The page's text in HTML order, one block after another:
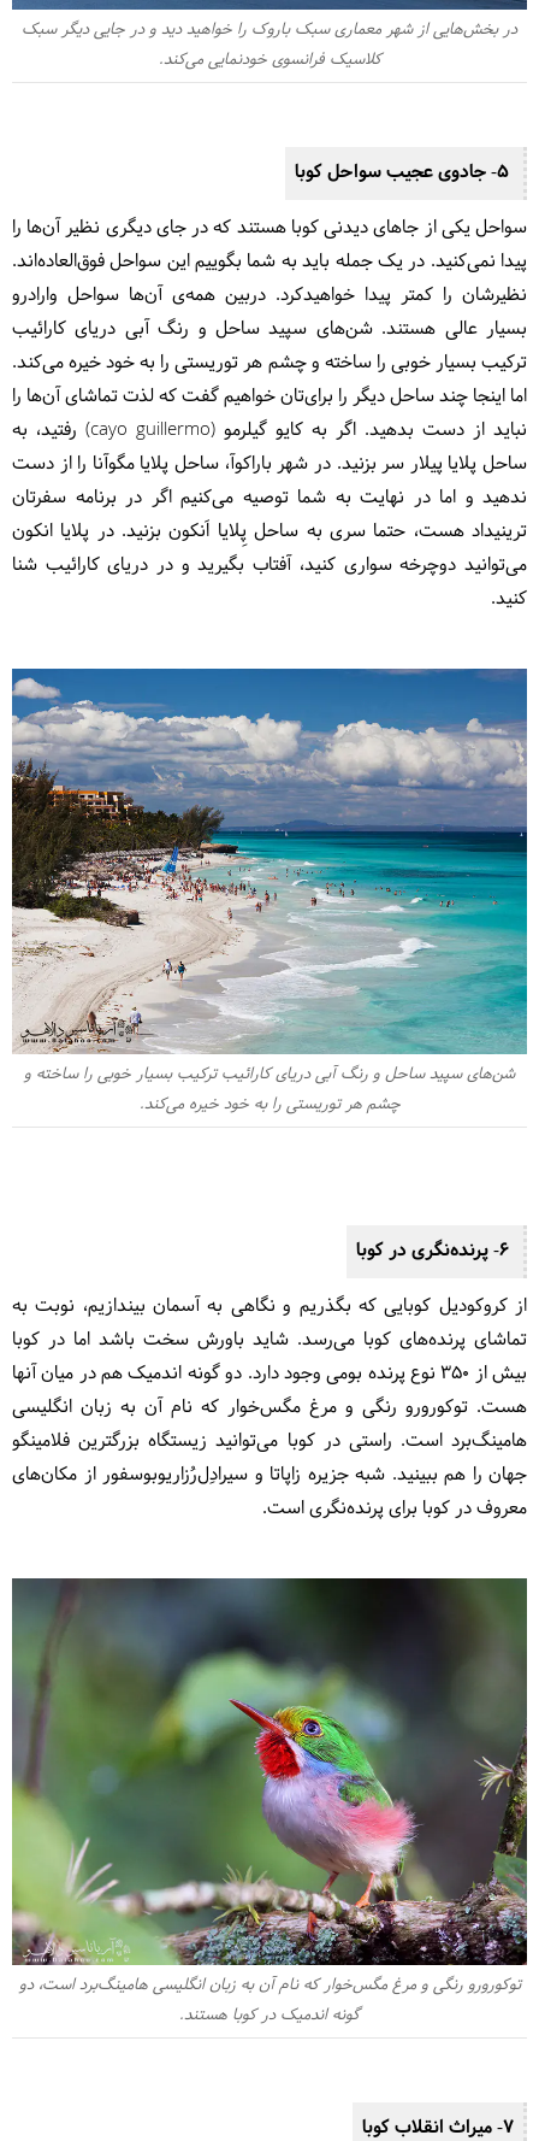
در بخش‌هایی از شهر معماری سبک باروک را خواهید دید و در جایی دیگر سبک
کلاسیک فرانسوی خودنمایی می‌کند.
سواحل یکی از جاهای دیدنی کوبا هستند که در جای دیگری نظیر آن‌ها را
پیدا نمی‌کنید. در یک جمله باید به شما بگوییم این سواحل فوق‌العاده‌اند.
نظیرشان را کمتر پیدا خواهیدکرد. دربین همه‌ی آن‌ها سواحل وارادرو
بسیار عالی هستند. شن‌های سپید ساحل و رنگ آبی دریای کارائیب
ترکیب بسیار خوبی را ساخته و چشم هر توریستی را به خود خیره می‌کند.
اما اینجا چند ساحل دیگر را برای‎‌تان خواهیم گفت که لذت تماشای آن‌ها را
نباید از دست بدهید. اگر به کایو گیلرمو (cayo guillermo) رفتید، به
ساحل پلایا پیلار سر بزنید. در شهر باراکوآ، ساحل پلایا مگوآنا را از دست
ندهید و اما در نهایت به شما توصیه می‌کنیم اگر در برنامه سفرتان
ترینیداد هست، حتما سری به ساحل پِلایا اَنکون بزنید. در پلایا انکون
می‌توانید دوچرخه سواری کنید، آفتاب بگیرید و در دریای کارائیب شنا
کنید.
شن‌های سپید ساحل و رنگ آبی دریای کارائیب ترکیب بسیار خوبی را ساخته و
چشم هر توریستی را به خود خیره می‌کند.
از کروکودیل کوبایی که بگذریم و نگاهی به آسمان بیندازیم، نوبت به
تماشای پرنده‌های کوبا می‌رسد. شاید باورش سخت باشد اما در کوبا
بیش از 350 نوع پرنده بومی وجود دارد. دو گونه اندمیک هم در میان آنها
هست. توکورورو رنگی و مرغ مگس‌خوار که نام آن به زبان انگلیسی
هامینگ‌برد است. راستی در کوبا می‌توانید زیستگاه بزرگترین فلامینگو
جهان را هم ببینید. شبه جزیره زاپاتا و سیرادِل‌رُزاریو‌بوسفور از مکان‌های
معروف در کوبا برای پرنده‌نگری است.
توکورورو رنگی و مرغ مگس‌خوار که نام آن به زبان انگلیسی هامینگ‌برد است، دو
گونه اندمیک در کوبا هستند.
7- میراث انقلاب کوبا